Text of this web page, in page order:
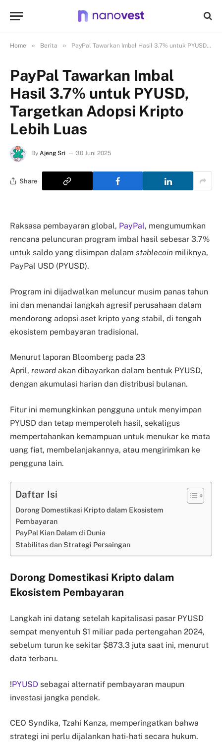
Home » Berita » PayPal Tawarkan Imbal Hasil 3.7% untuk PYUSD, Targetkan Adopsi Kripto Lebih Luas
PayPal Tawarkan Imbal
Hasil 3.7% untuk PYUSD,
Targetkan Adopsi Kripto
Lebih Luas
By Ajeng Sri 30 Juni 2025
Share
Raksasa pembayaran global, PayPal, mengumumkan
rencana peluncuran program imbal hasil sebesar 3.7%
untuk saldo yang disimpan dalam stablecoin miliknya,
PayPal USD (PYUSD).
Program ini dijadwalkan meluncur musim panas tahun
ini dan menandai langkah agresif perusahaan dalam
mendorong adopsi aset kripto yang stabil, di tengah
ekosistem pembayaran tradisional.
Menurut laporan Bloomberg pada 23
April, reward akan dibayarkan dalam bentuk PYUSD,
dengan akumulasi harian dan distribusi bulanan.
Fitur ini memungkinkan pengguna untuk menyimpan
PYUSD dan tetap memperoleh hasil, sekaligus
mempertahankan kemampuan untuk menukar ke mata
uang fiat, membelanjakannya, atau mengirimkan ke
pengguna lain.
Daftar Isi
Dorong Domestikasi Kripto dalam Ekosistem
Pembayaran
PayPal Kian Dalam di Dunia
Stabilitas dan Strategi Persaingan
Dorong Domestikasi Kripto dalam
Ekosistem Pembayaran
Langkah ini datang setelah kapitalisasi pasar PYUSD
sempat menyentuh $1 miliar pada pertengahan 2024,
sebelum turun ke sekitar $873.3 juta saat ini, menurut
data terbaru.
!PYUSD sebagai alternatif pembayaran maupun
investasi jangka pendek.
CEO Syndika, Tzahi Kanza, memperingatkan bahwa
strategi ini perlu dijalankan hati-hati secara hukum.